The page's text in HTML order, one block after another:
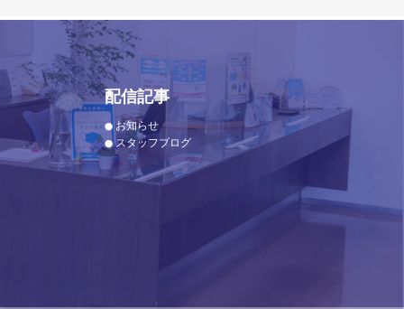
配信記事
お知らせ
スタッフブログ